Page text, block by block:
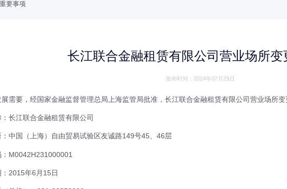
重要事项
长江联合金融租赁有限公司营业场所变
发布时间：2024年07月29日
展需要，经国家金融监督管理总局上海监管局批准，长江联合金融租赁有限公司营业场所变
长江联合金融租赁有限公司
中国（上海）自由贸易试验区友诚路149号45、46层
M0042H231000001
2015年6月15日